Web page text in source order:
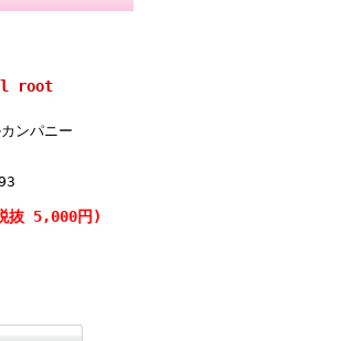
root
ンパニー
抜 5,000円)